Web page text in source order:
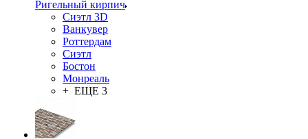
Ригельный кирпич
Сиэтл 3D
Ванкувер
Роттердам
Сиэтл
Бостон
Монреаль
+ ЕЩЕ 3